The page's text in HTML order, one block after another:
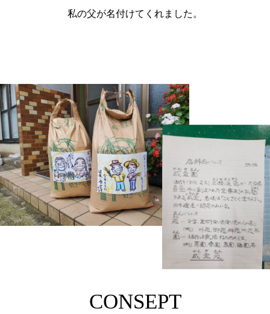
私の父が名付けてくれました。
CONSEPT